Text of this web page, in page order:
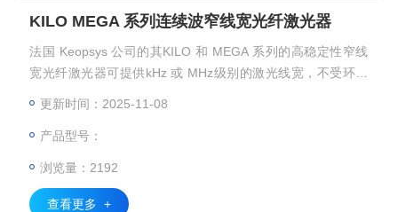
KILO MEGA 系列连续波窄线宽光纤激光器
法国 Keopsys 公司的其KILO 和 MEGA 系列的高稳定性窄线
宽光纤激光器可提供kHz 或 MHz级别的激光线宽，不受环境
相
更新时间：2025-11-08
产品型号：
浏览量：2192
查看更多 +